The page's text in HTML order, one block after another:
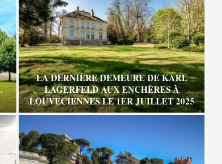
LA DERNIÈRE DEMEURE DE KARL
LAGERFELD AUX ENCHÈRES À
LOUVECIENNES LE 1ER JUILLET 2025